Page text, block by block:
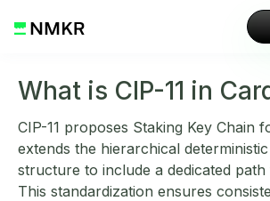
What is CIP-11 in
CIP-11 proposes Staking Key Chain
extends the hierarchical
structure to include a dedicated
This standardization ensures